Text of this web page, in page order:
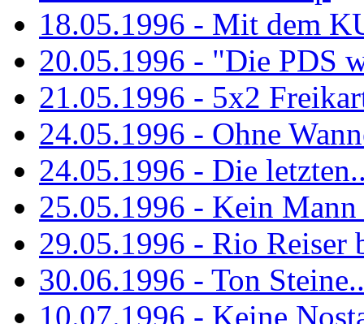
18.05.1996 - Mit dem
20.05.1996 - "Die PDS
21.05.1996 - 5x2
24.05.1996 - Ohne
24.05.1996 - Die
25.05.1996 - Kein
29.05.1996 - Rio Reiser
30.06.1996 - Ton
10.07.1996 - Keine